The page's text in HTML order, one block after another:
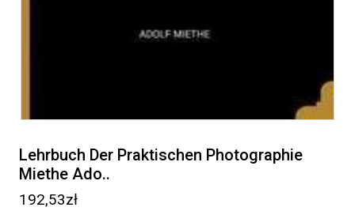
Lehrbuch Der Praktischen Photographie
Miethe Ado..
192,53zł